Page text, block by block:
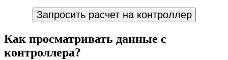
Запросить расчет на контроллер
Как просматривать данные с
контроллера?